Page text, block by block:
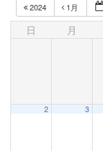
2024 1月
日 月
2 3